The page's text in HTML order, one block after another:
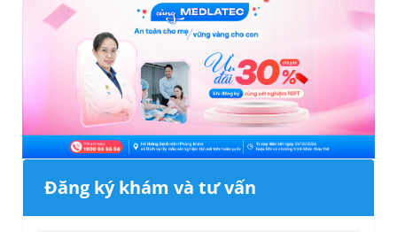
Đăng ký khám và tư vấn